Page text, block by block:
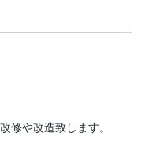
修や改造致します。